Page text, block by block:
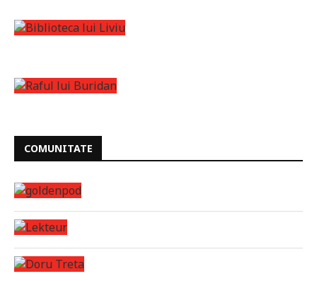
COMUNITATE